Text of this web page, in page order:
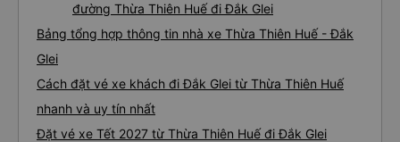
đường Thừa Thiên Huế đi Đắk Glei
Bảng tổng hợp thông tin nhà xe Thừa Thiên Huế - Đắk
Glei
Cách đặt vé xe khách đi Đắk Glei từ Thừa Thiên Huế
nhanh và uy tín nhất
Đặt vé xe Tết 2027 từ Thừa Thiên Huế đi Đắk Glei